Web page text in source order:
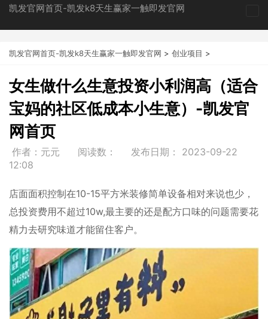
凯发官网首页-凯发k8天生赢家一触即发官网
凯发官网首页-凯发k8天生赢家一触即发官网 > 创业项目 >
女生做什么生意投资小利润高（适合
宝妈的社区低成本小生意）-凯发官
网首页
作者：元元 阅读数： 发布日期： 2023-09-22
12:08
店面面积控制在10-15平方米装修简单设备相对来说也少，
总投资费用不超过10w,最主要的还是配方口味的问题需要花
精力去研究味道才能留住客户。